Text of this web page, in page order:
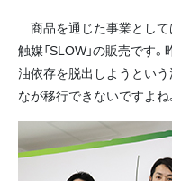
商品を通じた事業として
触媒「SLOW」の販売です
油依存を脱出しようという
なが移行できないですよね